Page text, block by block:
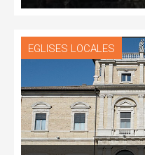
EGLISES LOCALES